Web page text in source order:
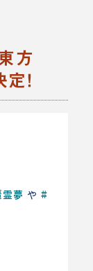
方
！
夢 や #